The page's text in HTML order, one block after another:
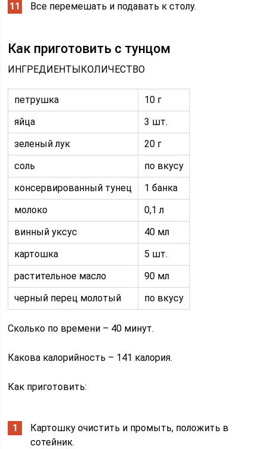
Все перемешать и подавать к столу.
Как приготовить с тунцом
ИНГРЕДИЕНТЫКОЛИЧЕСТВО
петрушка
10 г
яйца
3 шт.
зеленый лук
20 г
соль
по вкусу
консервированный тунец
1 банка
молоко
0,1 л
винный уксус
40 мл
картошка
5 шт.
растительное масло
90 мл
черный перец молотый
по вкусу
Сколько по времени – 40 минут.
Какова калорийность – 141 калория.
Как приготовить:
Картошку очистить и промыть, положить в
сотейник.